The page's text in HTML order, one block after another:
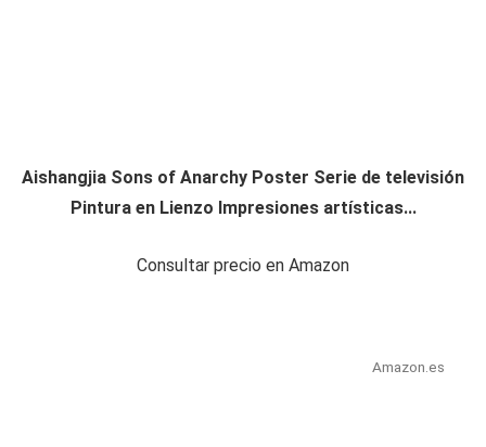
Aishangjia Sons of Anarchy Poster Serie de televisión
Pintura en Lienzo Impresiones artísticas...
Consultar precio en Amazon
Amazon.es